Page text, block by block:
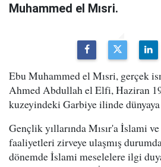
Muhammed el Mısri.
Ebu Muhammed el Mısri, gerçek
Ahmed Abdullah el Elfi, Haziran
kuzeyindeki Garbiye ilinde
Gençlik yıllarında Mısır'a İslami ve
faaliyetleri zirveye ulaşmış
dönemde İslami meselelere ilgi